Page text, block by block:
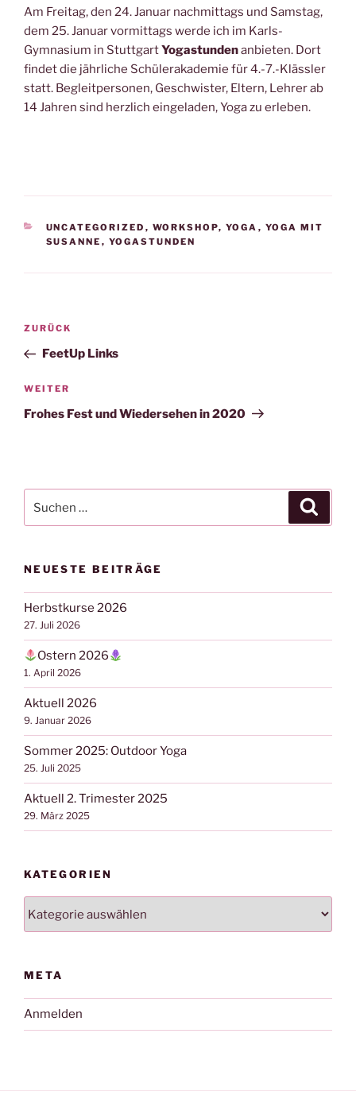
Am Freitag, den 24. Januar nachmittags und Samstag,
dem 25. Januar vormittags werde ich im Karls-
Gymnasium in StuttgartYogastundenanbieten. Dort
findet die jährliche Schülerakademie für 4.-7.-Klässler
statt. Begleitpersonen, Geschwister, Eltern, Lehrer ab
14 Jahren sind herzlich eingeladen, Yoga zu erleben.
KATEGORIEN
UNCATEGORIZED , WORKSHOP, YOGA , YOGA MIT
SUSANNE , YOGASTUNDEN
Beitragsnavigation
Vorheriger
Beitrag
ZURÜCK
FeetUp Links
Nächster
Beitrag
WEITER
Frohes Fest und Wiedersehen in 2020
nach:
NEUESTE BEITRÄGE
Herbstkurse 2026
27. Juli 2026
Ostern 2026
1. April 2026
Aktuell 2026
9. Januar 2026
Sommer 2025: Outdoor Yoga
25. Juli 2025
Aktuell 2. Trimester 2025
29. März 2025
KATEGORIEN
META
Anmelden